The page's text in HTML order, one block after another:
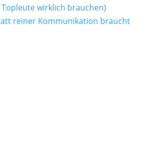
wirklich brauchen)
reiner Kommunikation braucht